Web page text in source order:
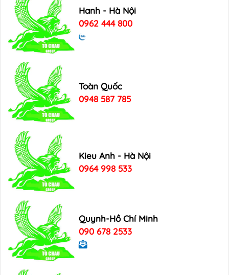
Hanh - Hà Nội
0962 444 800
Toàn Quốc
0948 587 785
Kieu Anh - Hà Nội
0964 998 533
Quynh-Hồ Chí Minh
090 678 2533